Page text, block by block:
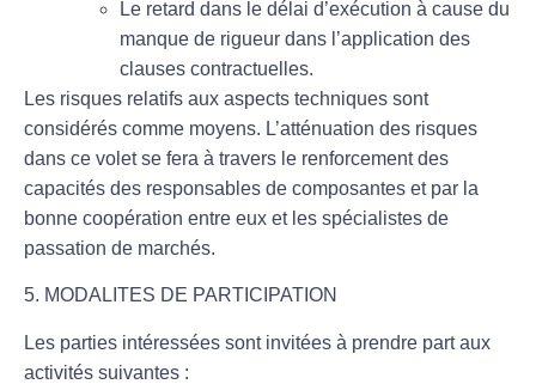
Le retard dans le délai d’exécution à cause du
manque de rigueur dans l’application des
clauses contractuelles.
Les risques relatifs aux aspects techniques sont
considérés comme moyens. L’atténuation des risques
dans ce volet se fera à travers le renforcement des
capacités des responsables de composantes et par la
bonne coopération entre eux et les spécialistes de
passation de marchés.
5. MODALITES DE PARTICIPATION
Les parties intéressées sont invitées à prendre part aux
activités suivantes :